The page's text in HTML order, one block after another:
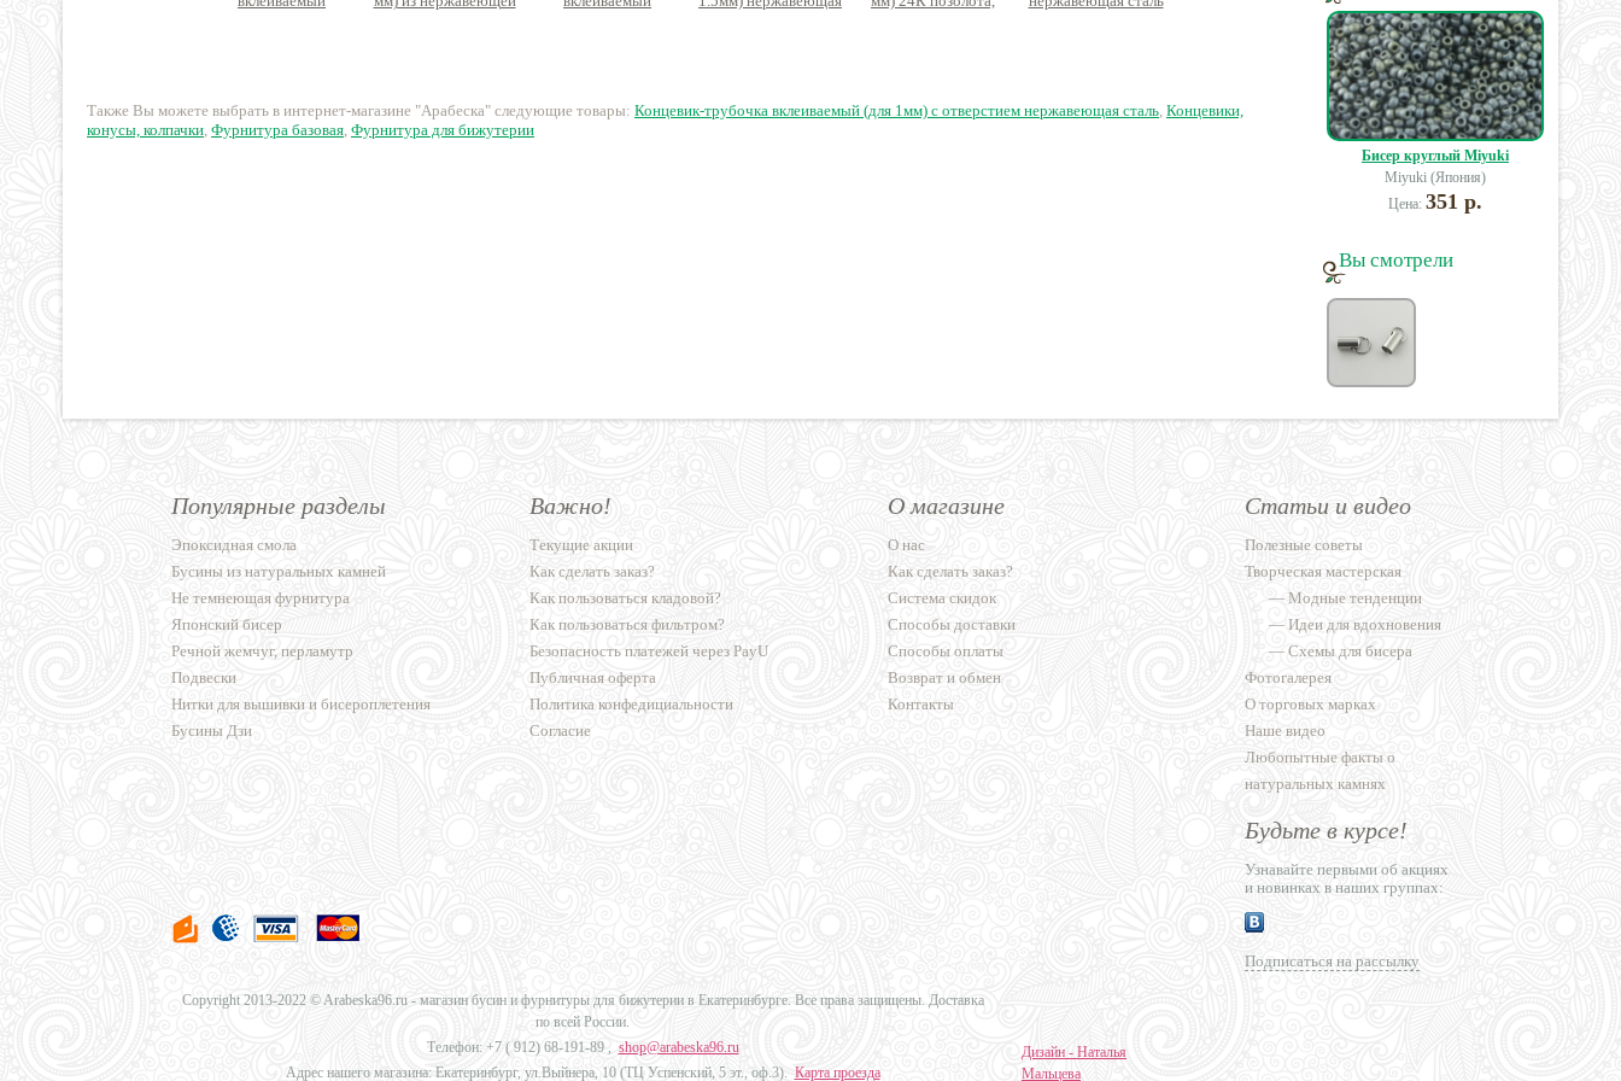
Премиум латунь
12 руб. 20 руб.
Также Вы можете выбрать в интернет-магазине "Арабеска" следующие товары: Концевик-трубочка вклеиваемый (для 1мм) с отверстием нержавеющая сталь, Концевики,
конусы, колпачки, Фурнитура базовая, Фурнитура для бижутерии
Бисер круглый Miyuki
Miyuki (Япония)
Цена: 351 р.
Вы смотрели
Популярные разделы
Эпоксидная смола
Бусины из натуральных камней
Не темнеющая фурнитура
Японский бисер
Речной жемчуг, перламутр
Подвески
Нитки для вышивки и бисероплетения
Бусины Дзи
Важно!
Текущие акции
Как сделать заказ?
Как пользоваться кладовой?
Как пользоваться фильтром?
Безопасность платежей через PayU
Публичная оферта
Политика конфедициальности
Согласие
О магазине
О нас
Как сделать заказ?
Система скидок
Способы доставки
Способы оплаты
Возврат и обмен
Контакты
Статьи и видео
Полезные советы
Творческая мастерская
—Модные тенденции
—Идеи для вдохновения
—Схемы для бисера
Фотогалерея
О торговых марках
Наше видео
Любопытные факты о
натуральных камнях
Будьте в курсе!
Узнавайте первыми об акциях
и новинках в наших группах:
Подписаться на рассылку
Copyright 2013-2022 © Arabeska96.ru - магазин бусин и фурнитуры для бижутерии в Екатеринбурге. Все права защищены. Доставка
по всей России.
Телефон: +7 ( 912) 68-191-89, shop@arabeska96.ru
Адрес нашего магазина: Екатеринбург, ул.Выйнера, 10 (ТЦ Успенский, 5 эт., оф.3). Карта проезда
Дизайн - Наталья
Мальцева